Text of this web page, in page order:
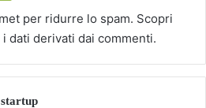
per ridurre lo spam. Scopri
dati derivati dai commenti.